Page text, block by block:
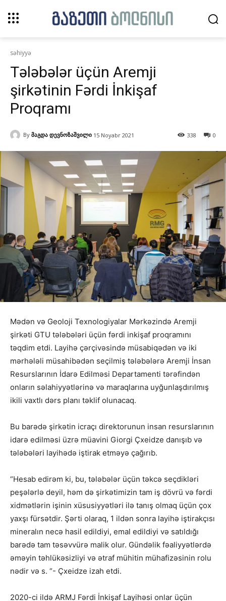
səhiyyə
Tələbələr üçün Aremji
şirkətinin Fərdi İnkişaf
Proqramı
By მაგდა დევნოზაშვილი 15 Noyabr 2021 0
338
Mədən və Geoloji Texnologiyalar Mərkəzində Aremji
şirkəti GTU tələbələri üçün fərdi inkişaf proqramını
təqdim etdi. Layihə çərçivəsində müsabiqədən və iki
mərhələli müsahibədən seçilmiş tələbələrə Aremji İnsan
Resurslarının İdarə Edilməsi Departamenti tərəfindən
onların səlahiyyətlərinə və maraqlarına uyğunlaşdırılmış
ikili vaxtlı dərs planı təklif olunacaq.
Bu barədə şirkətin icraçı direktorunun insan resurslarının
idarə edilməsi üzrə müavini Giorgi Çxeidze danışıb və
tələbələri layihədə iştirak etməyə çağırıb.
“Hesab edirəm ki, bu, tələbələr üçün təkcə seçdikləri
peşələrlə deyil, həm də şirkətimizin tam iş dövrü və fərdi
xidmətlərin işinin xüsusiyyətləri ilə tanış olmaq üçün çox
yaxşı fürsətdir. Şərti olaraq, 1 ildən sonra layihə iştirakçısı
mineralın necə hasil edildiyi, emal edildiyi və satıldığı
barədə tam təsəvvürə malik olur. Gündəlik fəaliyyətlərdə
əməyin təhlükəsizliyi və ətraf mühitin mühafizəsinin rolu
nədir və s. “- Çxeidze izah etdi.
2020-ci ildə ARMJ Fərdi İnkişaf Layihəsi onlar üçün